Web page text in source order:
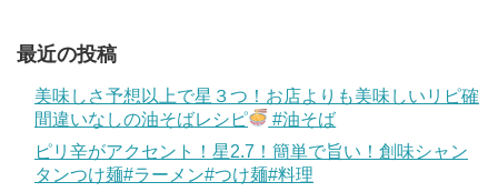
最近の投稿
美味しさ予想以上で星３つ！お店よりも美味しいリピ確
間違いなしの油そばレシピ
#油そば
ピリ辛がアクセント！星2.7！簡単で旨い！創味シャン
タンつけ麺#ラーメン#つけ麺#料理